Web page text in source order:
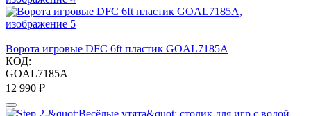
Ворота игровые DFC 6ft пластик GOAL7185A
КОД:
GOAL7185A
12 990 ₽